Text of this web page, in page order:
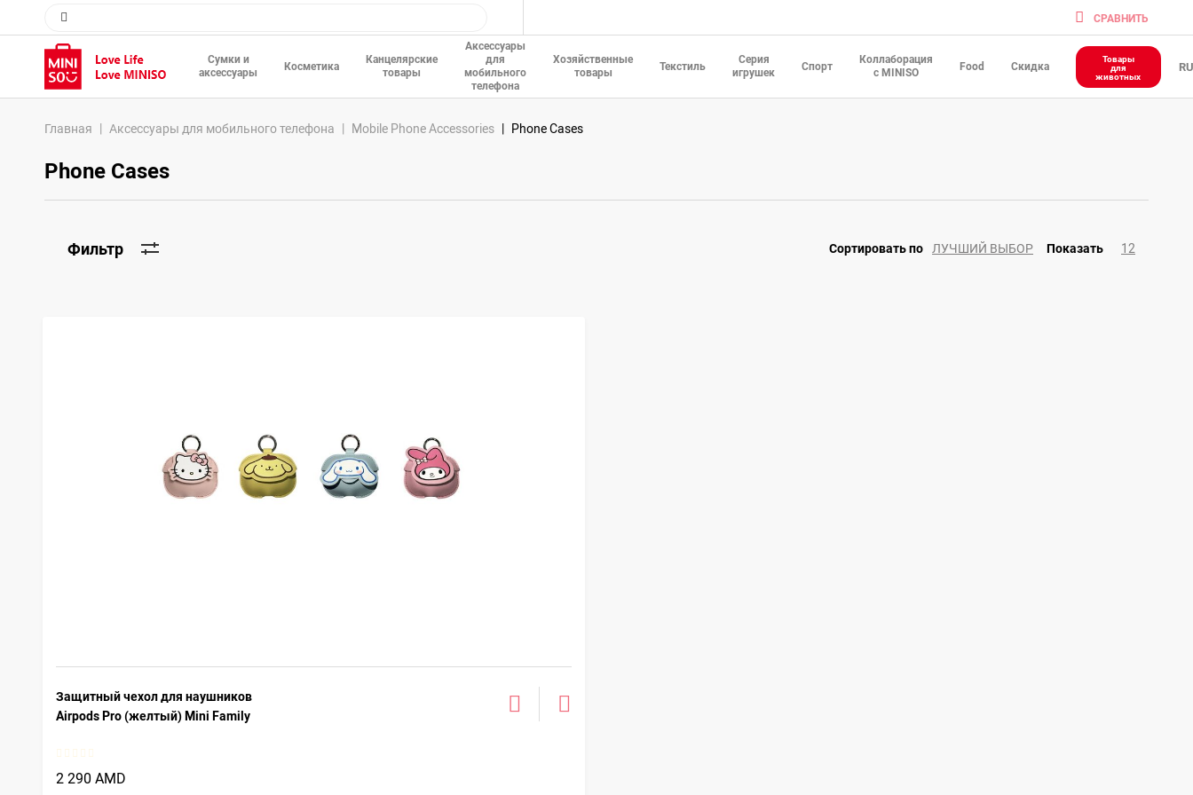
CРАВНИТЬ
Сумки и
аксессуары
Косметика
Канцелярские
товары
Аксессуары
для
мобильного
телефона
Хозяйственные
товары
Текстиль
Серия
игрушек
Спорт
Коллаборация
с MINISO
Food Скидка
Товары
для
животных
Главная Аксессуары для мобильного телефона Mobile Phone Accessories Phone Cases
Phone Cases
Фильтр ЛУЧШИЙ ВЫБОР 12
Защитный чехол для наушников
Airpods Pro (желтый) Mini Family
2 290 AMD